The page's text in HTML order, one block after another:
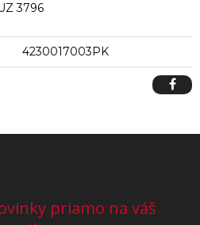
3796
4230017003PK
priamo na váš